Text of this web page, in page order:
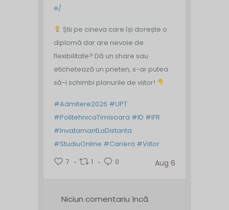
e/
Știi pe cineva care își dorește o
diplomă dar are nevoie de
flexibilitate? Dă un share sau
etichetează un prieten, s-ar putea
să-i schimbi planurile de viitor!
#Admitere2026 #UPT
#PolitehnicaTimisoara #ID #IFR
#InvatamantLaDistanta
#StudiuOnline #Cariera #Viitor
7
1 0 Aug 6
Niciun comentariu încă.